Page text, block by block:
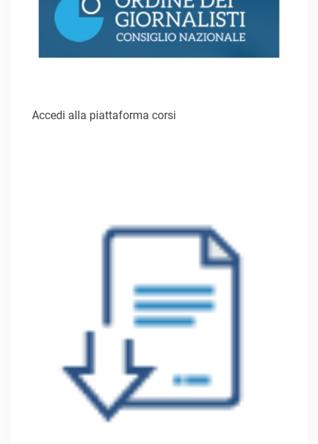
Accedi alla piattaforma corsi